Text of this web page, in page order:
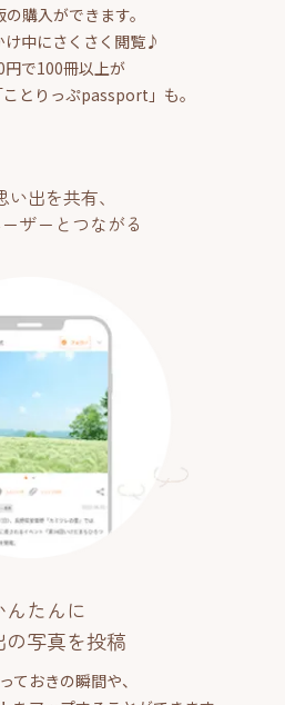
購入ができます。
け中にさくさく閲覧♪
円で100冊以上が
とりっぷpassport」も。
い出を共有、
ザーとつながる
んたんに
の写真を投稿
ておきの瞬間や、